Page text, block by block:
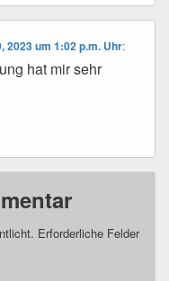
2023 um 1:02 p.m. Uhr:
hat mir sehr
Erforderliche Felder